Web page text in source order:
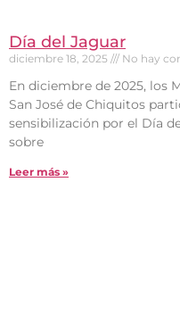
Día del Jaguar
diciembre 18, 2025 No hay
En diciembre de 2025, los
San José de Chiquitos
sensibilización por el Día
sobre
Leer más »